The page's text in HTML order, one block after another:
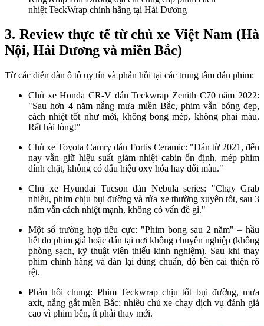
nhiệt TeckWrap chính hãng tại Hải Dương
3. Review thực tế từ chủ xe Việt Nam (Hà
Nội, Hải Dương và miền Bắc)
Từ các diễn đàn ô tô uy tín và phản hồi tại các trung tâm dán phim:
Chủ xe Honda CR-V dán Teckwrap Zenith C70 năm 2022:
"Sau hơn 4 năm nắng mưa miền Bắc, phim vẫn bóng đẹp,
cách nhiệt tốt như mới, không bong mép, không phai màu.
Rất hài lòng!"
Chủ xe Toyota Camry dán Fortis Ceramic: "Dán từ 2021, đến
nay vẫn giữ hiệu suất giảm nhiệt cabin ổn định, mép phim
dính chặt, không có dấu hiệu oxy hóa hay đổi màu."
Chủ xe Hyundai Tucson dán Nebula series: "Chạy Grab
nhiều, phim chịu bụi đường và rửa xe thường xuyên tốt, sau 3
năm vẫn cách nhiệt mạnh, không có vấn đề gì."
Một số trường hợp tiêu cực: "Phim bong sau 2 năm" – hầu
hết do phim giả hoặc dán tại nơi không chuyên nghiệp (không
phòng sạch, kỹ thuật viên thiếu kinh nghiệm). Sau khi thay
phim chính hãng và dán lại đúng chuẩn, độ bền cải thiện rõ
rệt.
Phản hồi chung: Phim Teckwrap chịu tốt bụi đường, mưa
axit, nắng gắt miền Bắc; nhiều chủ xe chạy dịch vụ đánh giá
cao vì phim bền, ít phải thay mới.